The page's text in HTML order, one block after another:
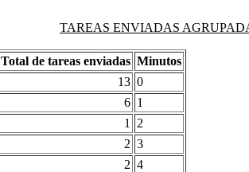
TAREAS ENVIADAS
Total de tareas enviadas Minutos
13 0
6 1
1
2
2 3
2 4